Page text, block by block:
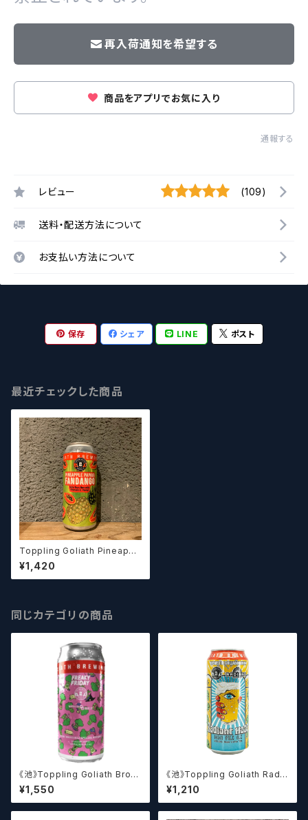
再入荷通知を希望する
商品をアプリでお気に入り
通報する
レビュー (109)
送料・配送方法について
お支払い方法について
保存 シェア LINE ポスト
最近チェックした商品
Toppling Goliath Pineappl
e Papaya Fandango / トップ
リンゴライアス パイナップル パ
パイヤ ファンダンゴ 【クラフトビ
¥1,420
同じカテゴリの商品
《池》Toppling Goliath Brocc
oli Special Reserve (Other
Halfコラボ) (473ml) / ブロッ
コリースペシャルリザーブ【クラ
¥1,550
《池》Toppling Goliath Radia
nt Haze (473ml) / レディアン
ト ヘイズ【クラフトビール】
¥1,210